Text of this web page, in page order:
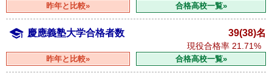
昨年と比較» 合格高校一覧»
慶應義塾大学合格者数 39(38)名
現役合格率 21.71%
昨年と比較» 合格高校一覧»